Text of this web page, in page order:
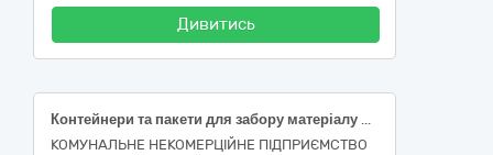
Дивитись
Контейнери та пакети для забору матеріалу для аналізів, дренажі та комплекти
КОМУНАЛЬНЕ НЕКОМЕРЦІЙНЕ ПІДПРИЄМСТВО